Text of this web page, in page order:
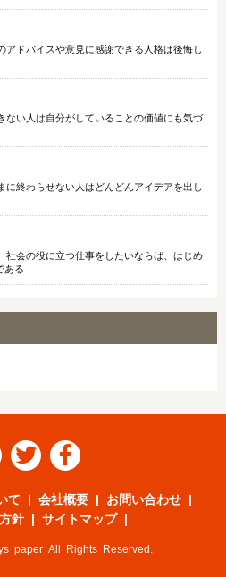
ドバイスや意見に感謝できる人格は後悔し
い人は自分がしていることの価値にも気づ
終わらせない人はどんどんアイデアを出し
会の役に立つ仕事をしたいならば、はじめ
ある
 
て 会社概要
お問い合わせ
針
サイトマップ
paper All Rights Reserved.